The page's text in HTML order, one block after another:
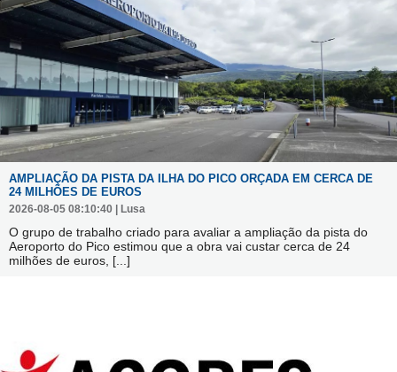
AMPLIAÇÃO DA PISTA DA ILHA DO PICO ORÇADA EM CERCA DE
24 MILHÕES DE EUROS
2026-08-05 08:10:40 | Lusa
O grupo de trabalho criado para avaliar a ampliação da pista do
Aeroporto do Pico estimou que a obra vai custar cerca de 24
milhões de euros, [...]